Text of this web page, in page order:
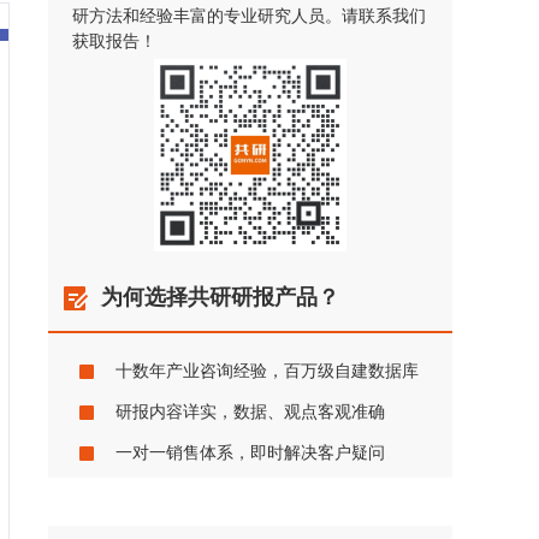
研方法和经验丰富的专业研究人员。请联系我们
获取报告！
为何选择共研研报产品？
十数年产业咨询经验，百万级自建数据库
研报内容详实，数据、观点客观准确
一对一销售体系，即时解决客户疑问